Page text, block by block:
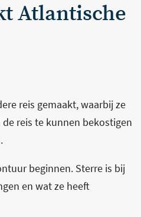
Atlantische
reis gemaakt, waarbij ze
reis te kunnen bekostigen
beginnen. Sterre is bij
en wat ze heeft